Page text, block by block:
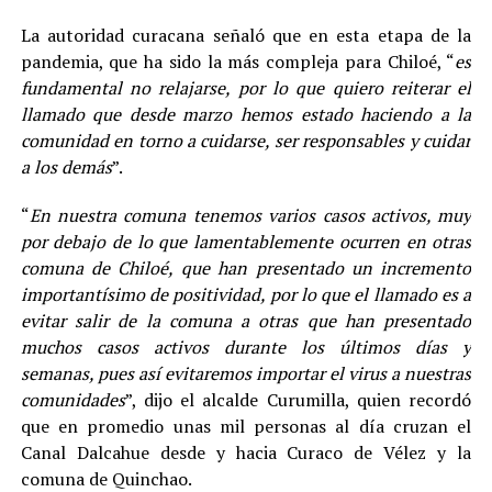
La autoridad curacana señaló que en esta etapa de la
pandemia, que ha sido la más compleja para Chiloé, “es
fundamental no relajarse, por lo que quiero reiterar el
llamado que desde marzo hemos estado haciendo a la
comunidad en torno a cuidarse, ser responsables y cuidar
a los demás”.
“En nuestra comuna tenemos varios casos activos, muy
por debajo de lo que lamentablemente ocurren en otras
comuna de Chiloé, que han presentado un incremento
importantísimo de positividad, por lo que el llamado es a
evitar salir de la comuna a otras que han presentado
muchos casos activos durante los últimos días y
semanas, pues así evitaremos importar el virus a nuestras
comunidades”, dijo el alcalde Curumilla, quien recordó
que en promedio unas mil personas al día cruzan el
Canal Dalcahue desde y hacia Curaco de Vélez y la
comuna de Quinchao.